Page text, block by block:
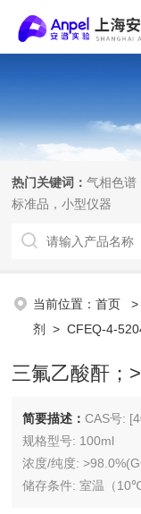
热门关键词：气相色谱
标准品，小型仪器
当前位置：首页 >
剂
> CFEQ-4-
三氟乙酸酐；
简要描述：CAS号:
规格型号: 100ml
浓度/纯度:
储存条件: 室温（